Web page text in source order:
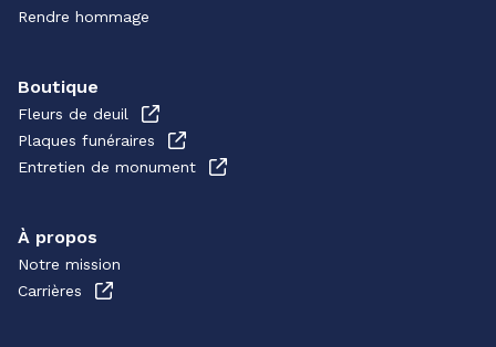
Rendre hommage
Boutique
Fleurs de deuil
Plaques funéraires
Entretien de monument
À propos
Notre mission
Carrières